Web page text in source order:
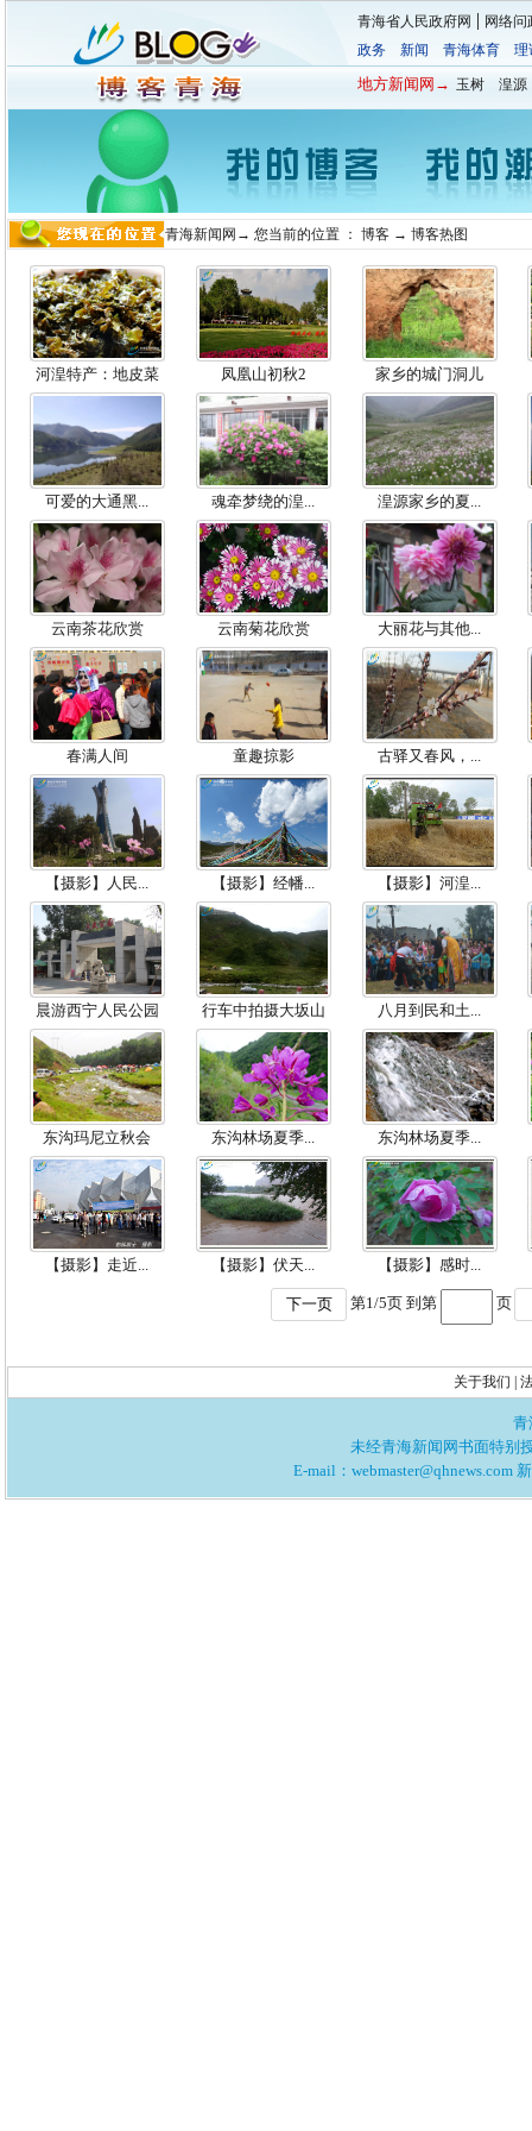
青海省人民政府网 | 网络问
政务
新闻 青海体育 理
地方新闻网→ 玉树 湟源
青海新闻网 → 您当前的位置 ： 博客→ 博客热图
河湟特产：地皮菜 凤凰山初秋2 家乡的城门洞儿
可爱的大通黑... 魂牵梦绕的湟... 湟源家乡的夏...
云南茶花欣赏 云南菊花欣赏 大丽花与其他...
春满人间 童趣掠影 古驿又春风，...
【摄影】人民... 【摄影】经幡... 【摄影】河湟...
晨游西宁人民公园 行车中拍摄大坂山 八月到民和土...
东沟玛尼立秋会 东沟林场夏季... 东沟林场夏季...
【摄影】走近... 【摄影】伏天... 【摄影】感时...
下一页 第1/5页 到第 页
关于我们
青
未经青海新闻网书面特别
E-mail： webmaster@qhnews.com